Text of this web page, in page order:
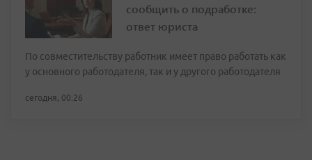
сообщить о подработке:
ответ юриста
По совместительству работник имеет право работать как
у основного работодателя, так и у другого работодателя
сегодня, 00:26